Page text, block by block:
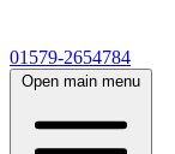
01579-2654784
Open main menu